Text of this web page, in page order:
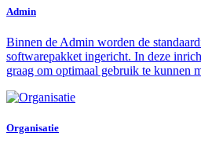
Admin
Binnen de Admin worden de
softwarepakket ingericht. In deze
graag om optimaal gebruik te kunnen
Organisatie